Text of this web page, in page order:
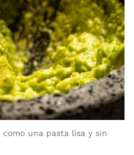
una pasta lisa y sin